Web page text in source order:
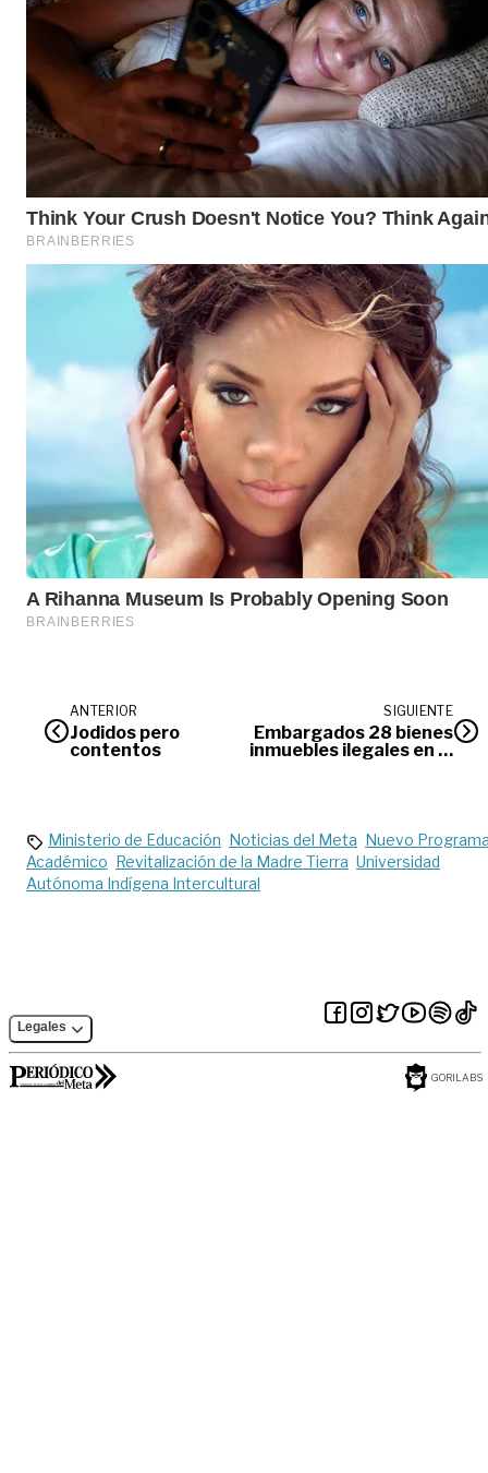
ANTERIOR
Jodidos pero
contentos
SIGUIENTE
Embargados 28 bienes
inmuebles ilegales en el
Ministerio de Educación Noticias del Meta Nuevo
Académico Revitalización de la Madre Tierra Universidad
Autónoma Indígena Intercultural
Legales
GORILABS